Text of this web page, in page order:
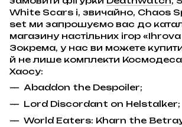
White Scars і, звичайно, Chaos
set ми запрошуємо вас до
магазину настільних ігор
Зокрема, у нас ви можете купити
й не лише комплекти
Хаосу:
Abaddon the Despoiler;
Lord Discordant on Helstalker;
World Eaters: Kharn the